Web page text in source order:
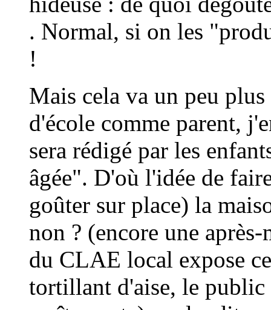
. Normal, si on les
!
Mais cela va un peu
d'école comme parent,
sera rédigé par les
âgée". D'où l'idée de
goûter sur place) la
non ? (encore une
du CLAE local expose
tortillant d'aise, le public